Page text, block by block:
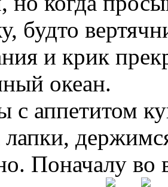
будто
и крик
океан.
с аппетитом
лапки,
Поначалу во